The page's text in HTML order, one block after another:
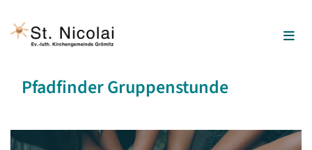
Pfadfinder Gruppenstunde